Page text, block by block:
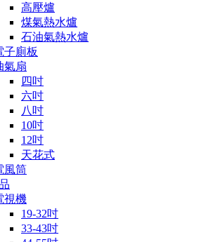
高壓爐
煤氣熱水爐
石油氣熱水爐
子廁板
氣扇
四吋
六吋
八吋
10吋
12吋
天花式
風筒
視機
19-32吋
33-43吋